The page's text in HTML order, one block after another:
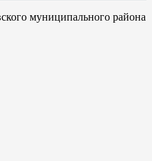
муниципального района